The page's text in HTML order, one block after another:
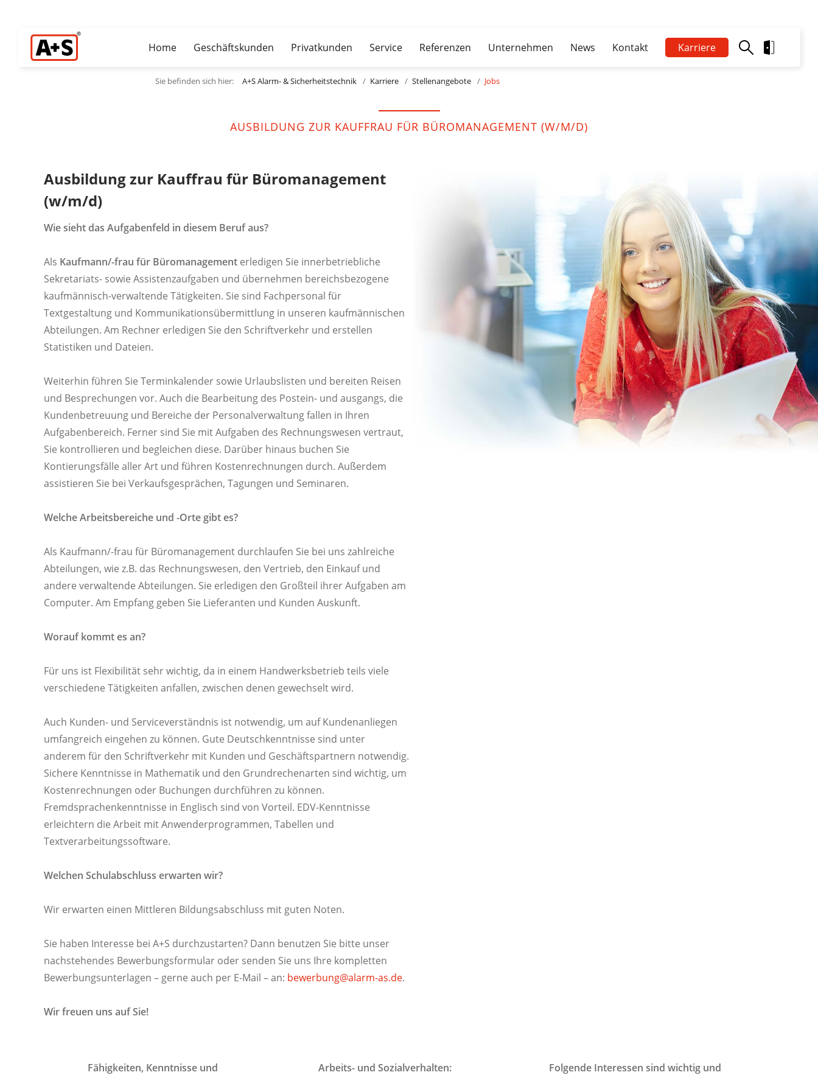
Home Geschäftskunden Privatkunden Service Referenzen Unternehmen News Kontakt Karriere
Sie befinden sich hier: A+S Alarm- & Sicherheitstechnik Karriere Stellenangebote Jobs
AUSBILDUNG ZUR KAUFFRAU FÜR BÜROMANAGEMENT (W/M/D)
Ausbildung zur Kauffrau für Büromanagement
(w/m/d)
Wie sieht das Aufgabenfeld in diesem Beruf aus?
Als Kaufmann/-frau für Büromanagement erledigen Sie innerbetriebliche
Sekretariats- sowie Assistenzaufgaben und übernehmen bereichsbezogene
kaufmännisch-verwaltende Tätigkeiten. Sie sind Fachpersonal für
Textgestaltung und Kommunikationsübermittlung in unseren kaufmännischen
Abteilungen. Am Rechner erledigen Sie den Schriftverkehr und erstellen
Statistiken und Dateien.
Weiterhin führen Sie Terminkalender sowie Urlaubslisten und bereiten Reisen
und Besprechungen vor. Auch die Bearbeitung des Postein- und ausgangs, die
Kundenbetreuung und Bereiche der Personalverwaltung fallen in Ihren
Aufgabenbereich. Ferner sind Sie mit Aufgaben des Rechnungswesen vertraut,
Sie kontrollieren und begleichen diese. Darüber hinaus buchen Sie
Kontierungsfälle aller Art und führen Kostenrechnungen durch. Außerdem
assistieren Sie bei Verkaufsgesprächen, Tagungen und Seminaren.
Welche Arbeitsbereiche und -Orte gibt es?
Als Kaufmann/-frau für Büromanagement durchlaufen Sie bei uns zahlreiche
Abteilungen, wie z.B. das Rechnungswesen, den Vertrieb, den Einkauf und
andere verwaltende Abteilungen. Sie erledigen den Großteil ihrer Aufgaben am
Computer. Am Empfang geben Sie Lieferanten und Kunden Auskunft.
Worauf kommt es an?
Für uns ist Flexibilität sehr wichtig, da in einem Handwerksbetrieb teils viele
verschiedene Tätigkeiten anfallen, zwischen denen gewechselt wird.
Auch Kunden- und Serviceverständnis ist notwendig, um auf Kundenanliegen
umfangreich eingehen zu können. Gute Deutschkenntnisse sind unter
anderem für den Schriftverkehr mit Kunden und Geschäftspartnern notwendig.
Sichere Kenntnisse in Mathematik und den Grundrechenarten sind wichtig, um
Kostenrechnungen oder Buchungen durchführen zu können.
Fremdsprachenkenntnisse in Englisch sind von Vorteil. EDV-Kenntnisse
erleichtern die Arbeit mit Anwenderprogrammen, Tabellen und
Textverarbeitungssoftware.
Welchen Schulabschluss erwarten wir?
Wir erwarten einen Mittleren Bildungsabschluss mit guten Noten.
Sie haben Interesse bei A+S durchzustarten? Dann benutzen Sie bitte unser
nachstehendes Bewerbungsformular oder senden Sie uns Ihre kompletten
Bewerbungsunterlagen – gerne auch per E-Mail – an: bewerbung@alarm-as.de.
Wir freuen uns auf Sie!
Fähigkeiten, Kenntnisse und
Arbeits- und Sozialverhalten:
Folgende Interessen sind wichtig und